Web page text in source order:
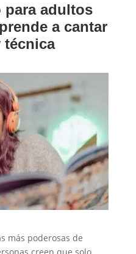
para adultos
a cantar
técnica
más poderosas de
creen que solo